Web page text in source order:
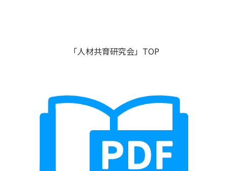
「人材共育研究会」TOP